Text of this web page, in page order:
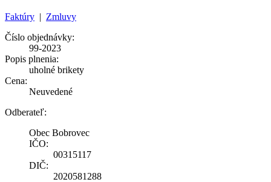
Faktúry | Zmluvy
Číslo objednávky:
99-2023
Popis plnenia:
uholné brikety
Cena:
Neuvedené
Odberateľ:
Obec Bobrovec
IČO:
00315117
DIČ:
2020581288